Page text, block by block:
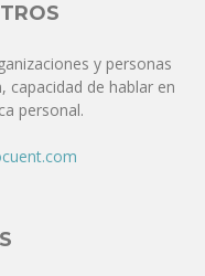
y personas
de hablar en
personal.